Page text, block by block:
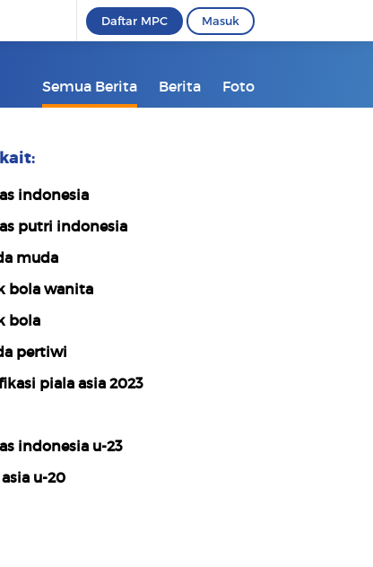
Daftar MPC Masuk
Semua Berita Berita Foto
indonesia
putri indonesia
muda
bola wanita
bola
pertiwi
piala asia 2023
indonesia u-23
asia u-20